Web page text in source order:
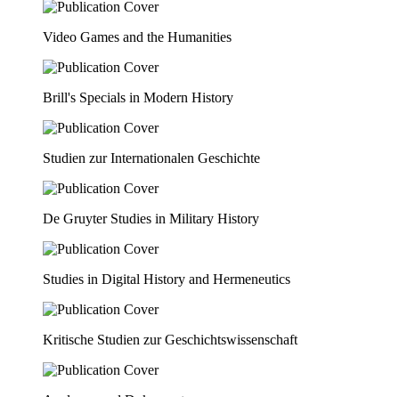
Video Games and the Humanities
Brill's Specials in Modern History
Studien zur Internationalen Geschichte
De Gruyter Studies in Military History
Studies in Digital History and Hermeneutics
Kritische Studien zur Geschichtswissenschaft